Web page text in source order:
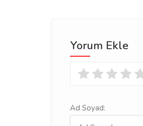
Yorum Ekle
Ad Soyad: